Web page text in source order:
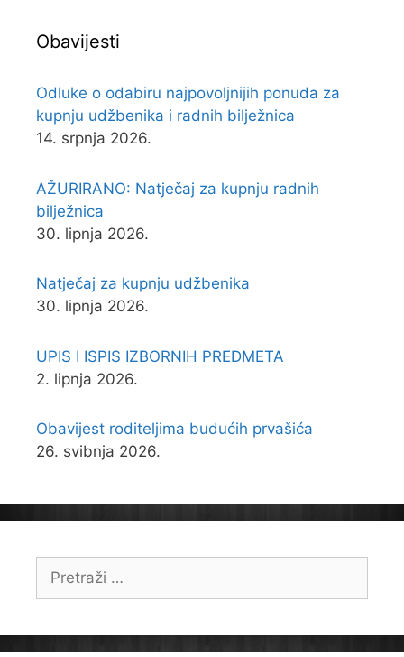
Obavijesti
Odluke o odabiru najpovoljnijih ponuda za
kupnju udžbenika i radnih bilježnica
14. srpnja 2026.
AŽURIRANO: Natječaj za kupnju radnih
bilježnica
30. lipnja 2026.
Natječaj za kupnju udžbenika
30. lipnja 2026.
UPIS I ISPIS IZBORNIH PREDMETA
2. lipnja 2026.
Obavijest roditeljima budućih prvašića
26. svibnja 2026.
Pretraži: